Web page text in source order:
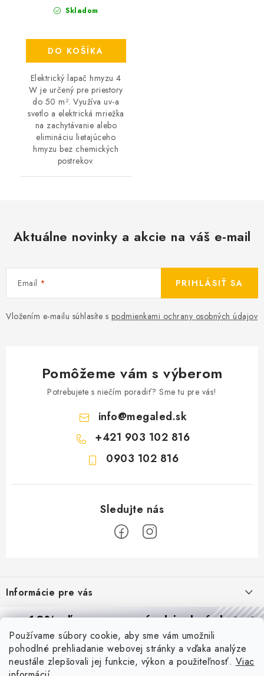
Používame súbory cookie, aby sme vám umožnili
pohodlné prehliadanie webovej stránky a vďaka analýze
neustále zlepšovali jej funkcie, výkon a použiteľnosť. Viac
Skladom
DO KOŠÍKA
Elektrický lapač hmyzu 4
W je určený pre priestory
do 50 m². Využíva uv-a
svetlo a elektrická mriežka
na zachytávanie alebo
elimináciu lietajúceho
hmyzu bez chemických
postrekov.
Aktuálne novinky a akcie na váš e-mail
Email
Vložením e-mailu súhlasíte s podmienkami ochrany osobných údajov
PRIHLÁSIŤ SA
Pomôžeme vám s výberom
Potrebujete s niečím poradiť? Sme tu pre vás!
info@megaled.sk
+421 903 102 816
0903 102 816
p
ä
Informácie pre vás
Reklamácie a formulár na odstúpenie od zmluvy
Obchodné podmienky
Podmienky ochrany osobných údajov
Blog
10% zľavana prvú objednávku
Prihláste sa azískajtezľavu aj praktické tipy,vďaka ktorým
budete svietiť lepšie a platiť menej.